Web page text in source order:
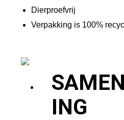
Dierproefvrij
Verpakking is 100%
ING